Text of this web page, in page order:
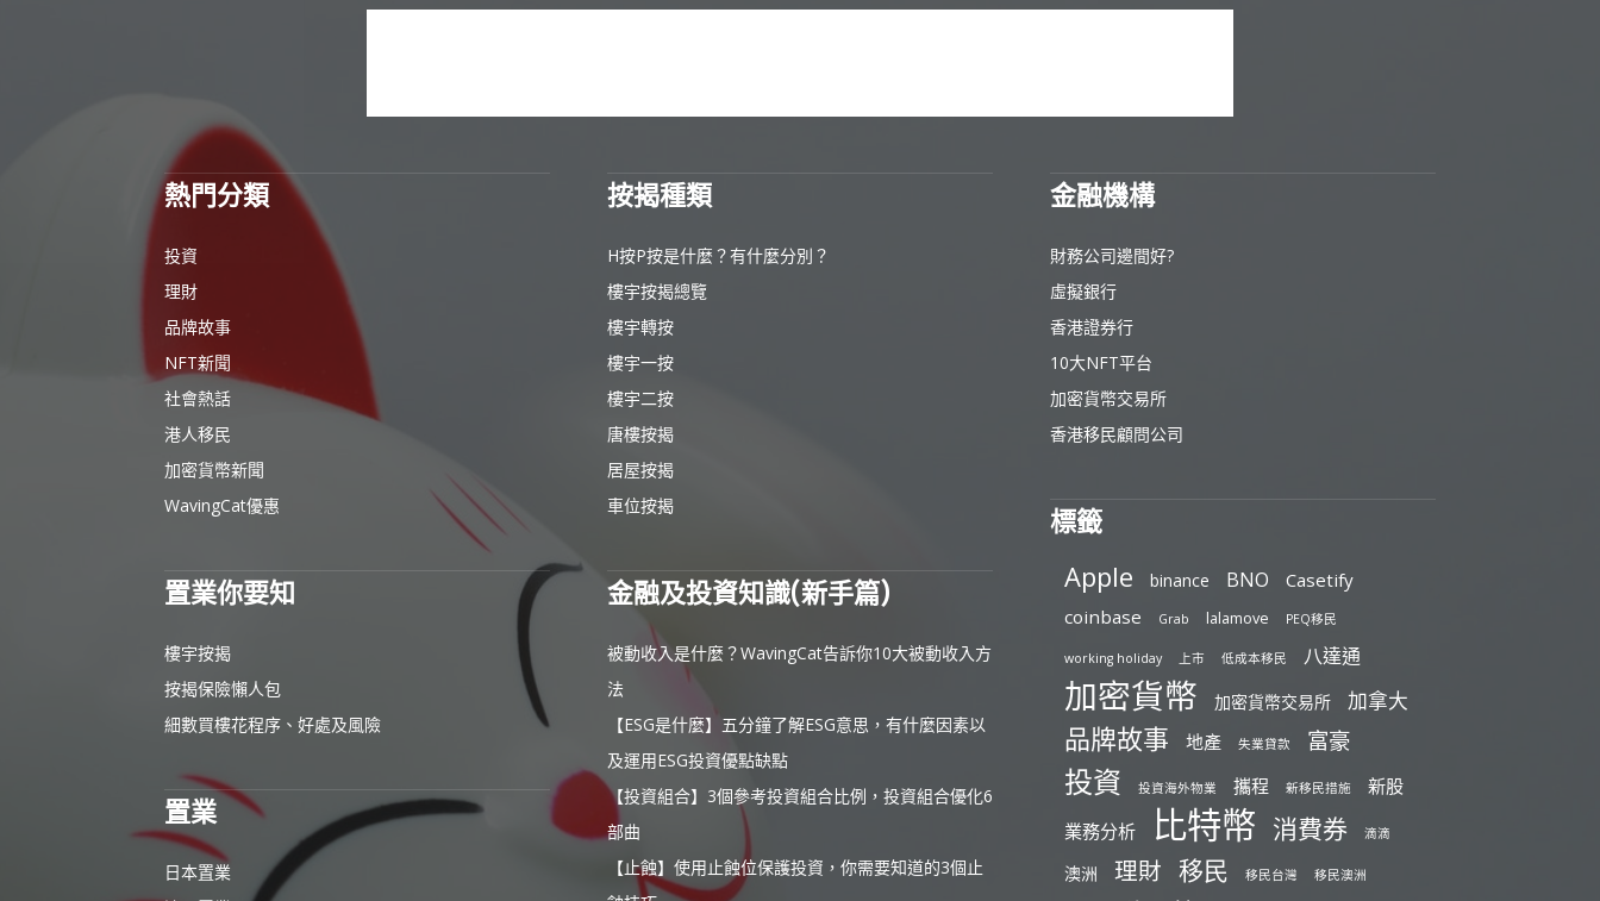
熱門分類
投資
理財
品牌故事
NFT新聞
社會熱話
港人移民
加密貨幣新聞
WavingCat優惠
置業你要知
樓宇按揭
按揭保險懶人包
細數買樓花程序、好處及風險
置業
日本置業
按揭種類
H按P按是什麼？有什麼分別？
樓宇按揭總覽
樓宇轉按
樓宇一按
樓宇二按
唐樓按揭
居屋按揭
車位按揭
金融及投資知識(新手篇)
被動收入是什麼？WavingCat告訴你10大被動收入方
法
【ESG是什麼】五分鐘了解ESG意思，有什麼因素以
及運用ESG投資優點缺點
【投資組合】3個參考投資組合比例，投資組合優化6
部曲
【止蝕】使用止蝕位保護投資，你需要知道的3個止
金融機構
財務公司邊間好?
虛擬銀行
香港證券行
10大NFT平台
加密貨幣交易所
香港移民顧問公司
標籤
Apple binance BNO
Casetify
coinbase
Grab lalamove PEQ移民
working holiday 上市 低成本移民 八達通
加密貨幣 加密貨幣交易所 加拿大
品牌故事 地產 失業貸款 富豪
投資 投資海外物業 攜程 新移民措施
新股
業務分析
比特幣 消費券 滴滴
澳洲 理財 移民 移民台灣 移民澳洲